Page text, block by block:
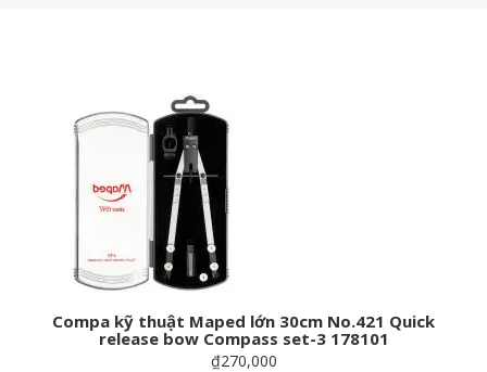
Compa kỹ thuật Maped lớn 30cm No.421 Quick
release bow Compass set-3 178101
₫270,000